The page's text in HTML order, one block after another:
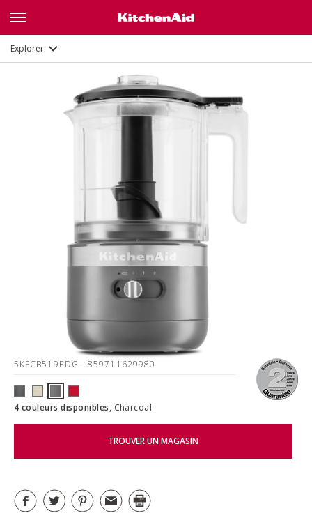
Explorer
5KFCB519EDG - 859711629980
4 couleurs disponibles, Charcoal
TROUVER UN MAGASIN